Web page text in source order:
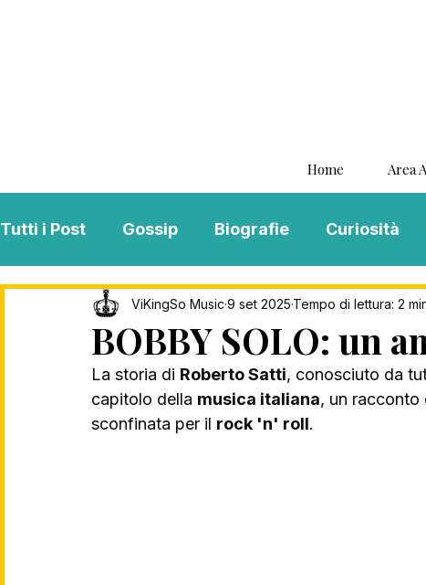
Home Area
Tutti i Post Gossip Biografie Curiosità
Interviste ViKingSo Music MENTAL
Song Of The Week Charts Playlist
BOBBY SOLO: un
ViKingSo Music 9 set 2025 Tempo di lettura: 2
La storia di Roberto Satti, conosciuto da
capitolo della musica italiana, un racconto
sconfinata per il rock 'n' roll.